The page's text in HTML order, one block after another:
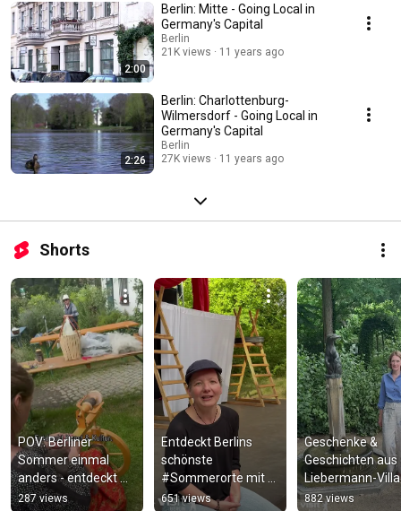
2:00
Berlin: Mitte - Going Local in
Germany's Capital
Berlin
21K views
11 years ago
2:26
Berlin: Charlottenburg-
Wilmersdorf - Going Local in
Germany's Capital
Berlin
27K views
11 years ago
Shorts
POV: Berliner
Sommer einmal
anders - entdeckt
Steglitz-Zehlendorf
287 views
Entdeckt Berlins
schönste
#Sommerorte mit
Schauspielerin
651 views
Geschenke &
Geschichten aus
Liebermann-
Wannsee -
882 views